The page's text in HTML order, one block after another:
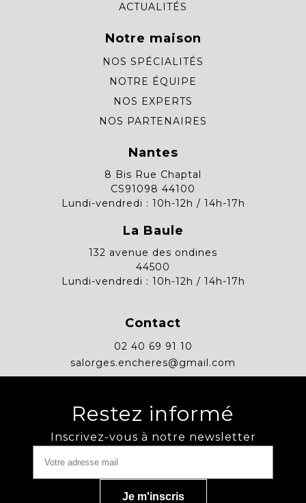
ACTUALITÉS
Notre maison
NOS SPÉCIALITÉS
NOTRE ÉQUIPE
NOS EXPERTS
NOS PARTENAIRES
Nantes
8 Bis Rue Chaptal
CS91098 44100
Lundi-vendredi : 10h-12h / 14h-17h
La Baule
132 avenue des ondines
44500
Lundi-vendredi : 10h-12h / 14h-17h
Contact
02 40 69 91 10
salorges.encheres@gmail.com
Restez informé
Inscrivez-vous à notre newsletter